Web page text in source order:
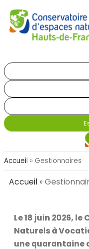
Accueil » Gestionnaires
Accueil »
Le 18 juin 2026, le
Naturels à
une quarantaine